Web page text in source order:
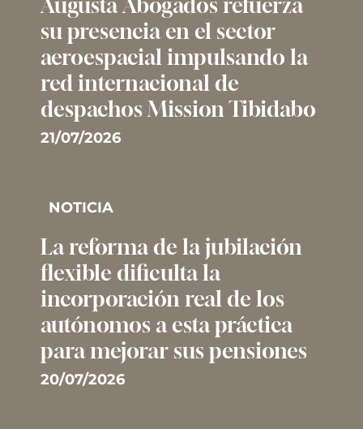
Augusta Abogados refuerza
su presencia en el sector
aeroespacial impulsando la
red internacional de
despachos Mission Tibidabo
21/07/2026
NOTICIA
La reforma de la jubilación
flexible dificulta la
incorporación real de los
autónomos a esta práctica
para mejorar sus pensiones
20/07/2026